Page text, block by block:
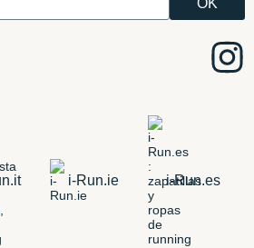
i-Run.ie i-Run.es